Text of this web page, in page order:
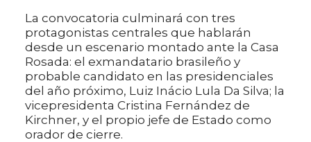
La convocatoria culminará con tres
protagonistas centrales que hablarán
desde un escenario montado ante la Casa
Rosada: el exmandatario brasileño y
probable candidato en las presidenciales
del año próximo, Luiz Inácio Lula Da Silva; la
vicepresidenta Cristina Fernández de
Kirchner, y el propio jefe de Estado como
orador de cierre.